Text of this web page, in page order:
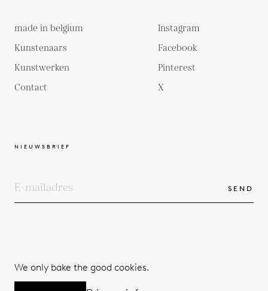
made in belgium
Kunstenaars
Kunstwerken
Contact
Instagram
Facebook
Pinterest
X
NIEUWSBRIEF
SEND
We only bake the good cookies.